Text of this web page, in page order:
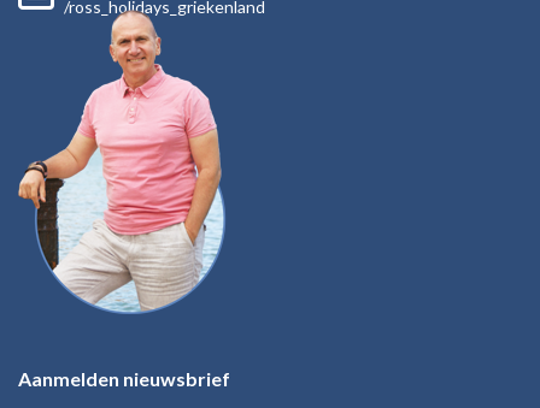
/ross_holidays_griekenland
Aanmelden nieuwsbrief